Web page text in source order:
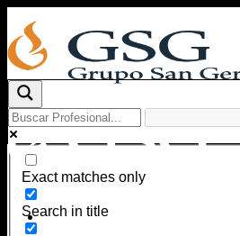
content
Exact matches only
Search in title